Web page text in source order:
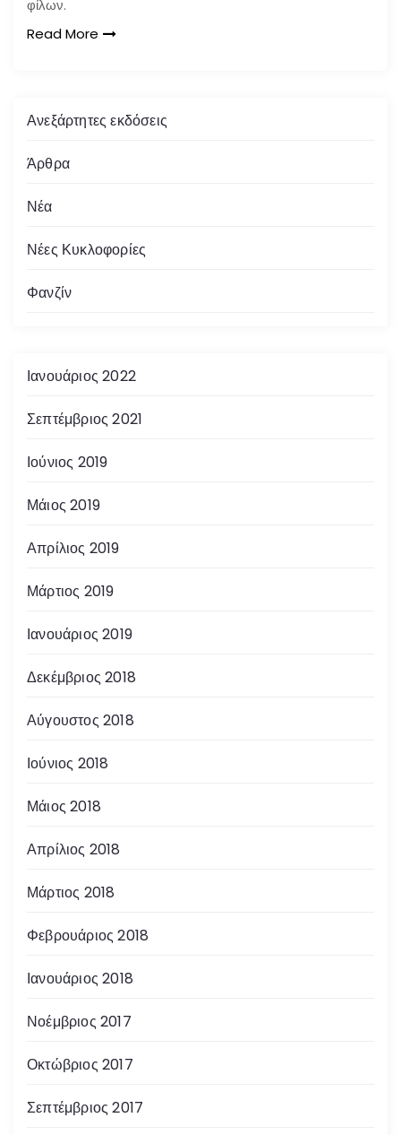
φίλων.
Read More
Ανεξάρτητες εκδόσεις
Άρθρα
Νέα
Νέες Κυκλοφορίες
Φανζίν
Ιανουάριος 2022
Σεπτέμβριος 2021
Ιούνιος 2019
Μάιος 2019
Απρίλιος 2019
Μάρτιος 2019
Ιανουάριος 2019
Δεκέμβριος 2018
Αύγουστος 2018
Ιούνιος 2018
Μάιος 2018
Απρίλιος 2018
Μάρτιος 2018
Φεβρουάριος 2018
Ιανουάριος 2018
Νοέμβριος 2017
Οκτώβριος 2017
Σεπτέμβριος 2017